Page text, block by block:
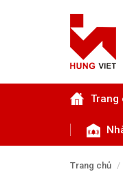
Trang
Trang chủ
Tìm theo